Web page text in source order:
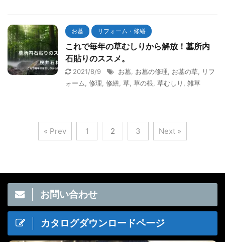
お墓 リフォーム・修繕
これで毎年の草むしりから解放！墓所内
石貼りのススメ。
2021/8/9 お墓 お墓の修理 お墓の草
リフ
ォーム
修理 修繕 草 草の根 草むしり 雑草
« Prev 1 2 3 Next »
お問い合わせ
カタログダウンロードページ